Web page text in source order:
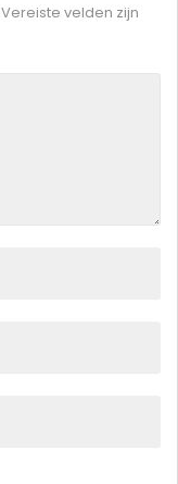
Vereiste velden zijn